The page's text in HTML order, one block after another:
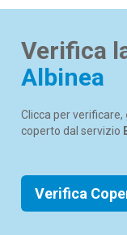
Verifica
Albinea
Clicca per verificare,
coperto dal servizio
Verifica